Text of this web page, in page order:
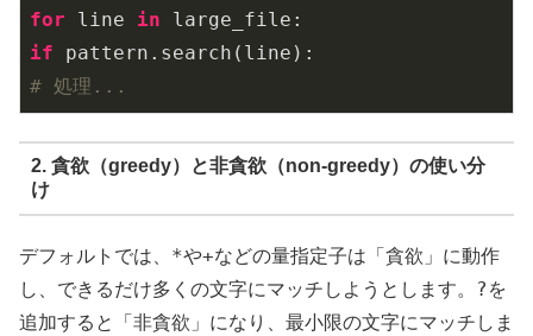
for line in
if
# 処理...
2. 貪欲（greedy）と非貪欲（non-greedy）の使い分
け
デフォルトでは、 *や+などの量指定子は「貪欲」に動作
し、できるだけ多くの文字にマッチしようとします。
? を
追加すると「非貪欲」になり、最小限の文字にマッチしま